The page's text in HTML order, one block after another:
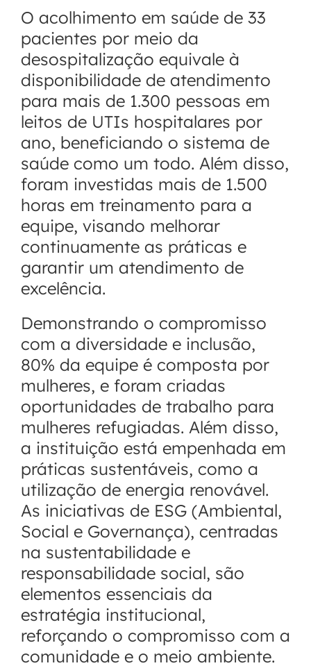
O acolhimento em saúde de 33
pacientes por meio da
desospitalização equivale à
disponibilidade de atendimento
para mais de 1.300 pessoas em
leitos de UTIs hospitalares por
ano, beneficiando o sistema de
saúde como um todo. Além disso,
foram investidas mais de 1.500
horas em treinamento para a
equipe, visando melhorar
continuamente as práticas e
garantir um atendimento de
excelência.
Demonstrando o compromisso
com a diversidade e inclusão,
80% da equipe é composta por
mulheres, e foram criadas
oportunidades de trabalho para
mulheres refugiadas. Além disso,
a instituição está empenhada em
práticas sustentáveis, como a
utilização de energia renovável.
As iniciativas de ESG (Ambiental,
Social e Governança), centradas
na sustentabilidade e
responsabilidade social, são
elementos essenciais da
estratégia institucional,
reforçando o compromisso com a
comunidade e o meio ambiente.